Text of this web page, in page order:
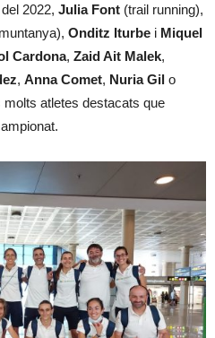
2022, Julia Font (trail running),
Onditz Iturbe i Miquel
Cardona, Zaid Ait Malek,
, Anna Comet, Nuria Gil o
molts atletes destacats que